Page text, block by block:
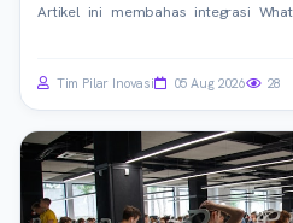
Artikel ini membahas integrasi
Tim Pilar Inovasi 05 Aug 2026 28